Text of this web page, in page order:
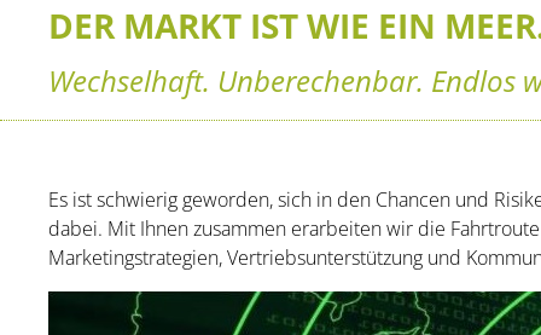
DER MARKT IST WIE EIN
Wechselhaft. Unberechenbar. Endlos
Es ist schwierig geworden, sich in den Chancen und
dabei. Mit Ihnen zusammen erarbeiten wir die
Marketingstrategien, Vertriebsunterstützung und